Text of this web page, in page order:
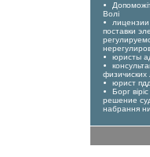
Волі
поставки
юристы
физичиских
юрист пдд
Борг
решение
набрання